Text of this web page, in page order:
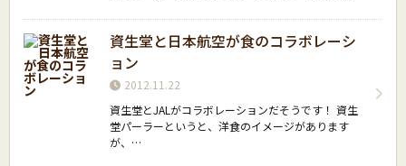
資生堂と日本航空が食のコラボレーシ
ョン
2012.11.22
資生堂とJALがコラボレーションだそうです！ 資生
堂パーラーというと、洋食のイメージがあります
が、…